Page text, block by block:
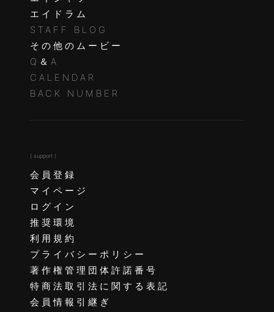
エイドラム
STAFF BLOG
その他のムービー
Q＆A
CALENDAR
BACK NUMBER
( support )
会員登録
マイページ
ログイン
推奨環境
利用規約
プライバシーポリシー
著作権管理団体許諾番号
特商法取引法に関する表記
会員情報引継ぎ